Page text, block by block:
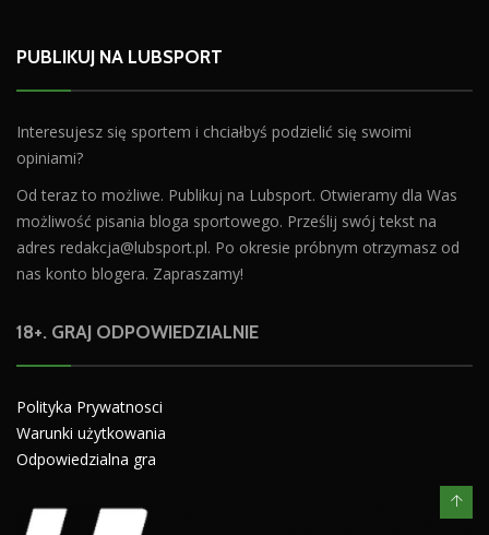
PUBLIKUJ NA LUBSPORT
Interesujesz się sportem i chciałbyś podzielić się swoimi
opiniami?
Od teraz to możliwe. Publikuj na Lubsport. Otwieramy dla Was
możliwość pisania bloga sportowego. Prześlij swój tekst na
adres redakcja@lubsport.pl. Po okresie próbnym otrzymasz od
nas konto blogera. Zapraszamy!
18+. GRAJ ODPOWIEDZIALNIE
Polityka Prywatnosci
Warunki użytkowania
Odpowiedzialna gra